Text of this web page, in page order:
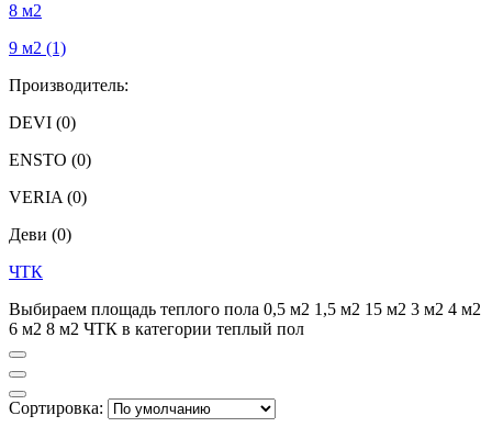
8 м2
9 м2 (1)
Производитель:
DEVI (0)
ENSTO (0)
VERIA(0)
Деви (0)
ЧТК
Выбираем площадь теплого пола 0,5 м2 1,5 м2 15 м2 3 м2 4 м2
6 м2 8 м2 ЧТК в категории теплый пол
Сортировка: